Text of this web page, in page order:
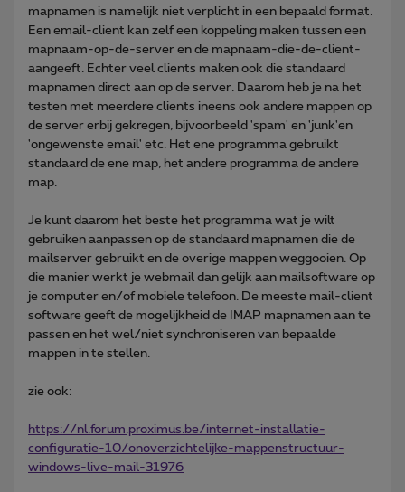
mapnamen is namelijk niet verplicht in een bepaald format.
Een email-client kan zelf een koppeling maken tussen een
mapnaam-op-de-server en de mapnaam-die-de-client-
aangeeft. Echter veel clients maken ook die standaard
mapnamen direct aan op de server. Daarom heb je na het
testen met meerdere clients ineens ook andere mappen op
de server erbij gekregen, bijvoorbeeld 'spam' en 'junk'en
'ongewenste email' etc. Het ene programma gebruikt
standaard de ene map, het andere programma de andere
map.
Je kunt daarom het beste het programma wat je wilt
gebruiken aanpassen op de standaard mapnamen die de
mailserver gebruikt en de overige mappen weggooien. Op
die manier werkt je webmail dan gelijk aan mailsoftware op
je computer en/of mobiele telefoon. De meeste mail-client
software geeft de mogelijkheid de IMAP mapnamen aan te
passen en het wel/niet synchroniseren van bepaalde
mappen in te stellen.
zie ook:
https://nl.forum.proximus.be/internet-installatie-
configuratie-10/onoverzichtelijke-mappenstructuur-
windows-live-mail-31976